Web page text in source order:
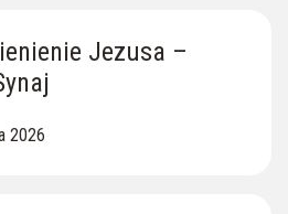
Jezusa –
2026